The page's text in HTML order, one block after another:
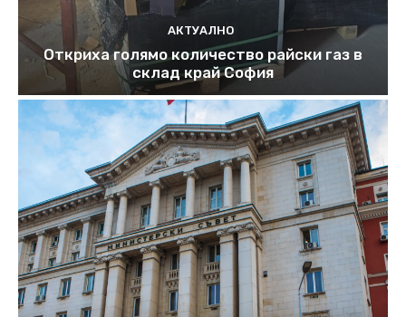
АКТУАЛНО
Откриха голямо количество райски газ в
склад край София